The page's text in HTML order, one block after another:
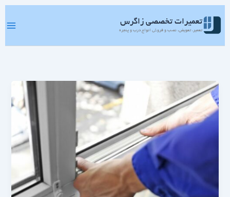
پرش
محتوا
تعمیرات تخصصی زاگرس
تعمیر، تعویض، نصب و فروش انواع درب و پنجره